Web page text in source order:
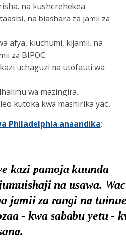
na kusherehekea
na biashara za jamii za
afya, kiuchumi, kijamii, na
za BIPOC.
uchaguzi na utofauti wa
wa mazingira.
kutoka kwa mashirika yao.
Philadelphia anaandika:
kazi pamoja kuunda
na usawa.
jamii za rangi na tuinue
- kwa sababu yetu -